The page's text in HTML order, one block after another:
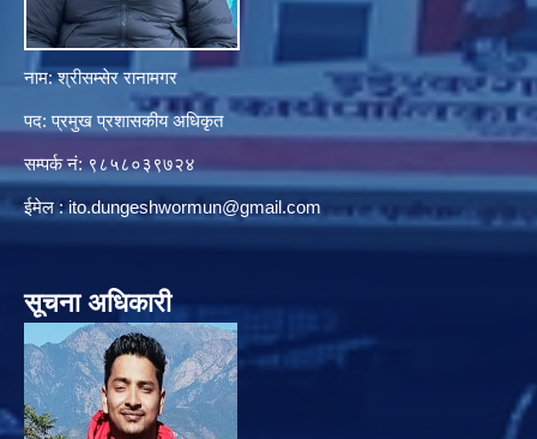
नाम: श्रीसम्सेर रानामगर
पद: प्रमुख प्रशासकीय अधिकृत
सम्पर्क नं: ९८५८०३९७२४
ईमेल :ito.dungeshwormun@gmail.com
सूचना अधिकारी